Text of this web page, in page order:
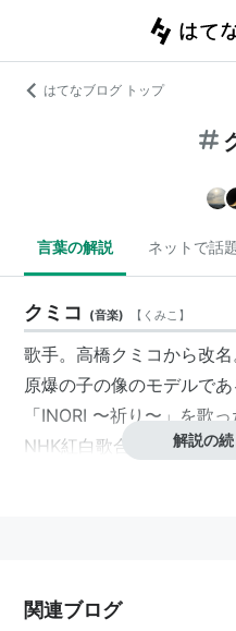
はてなブログ トップ
言葉の解説 ネットで話題
クミコ (音楽) 【 くみこ 】
歌手。高橋クミコから改名
原爆の子の像のモデルで
「INORI 〜祈り〜」を歌
NHK紅白歌合戦で初出場
解説の
関連ブログ